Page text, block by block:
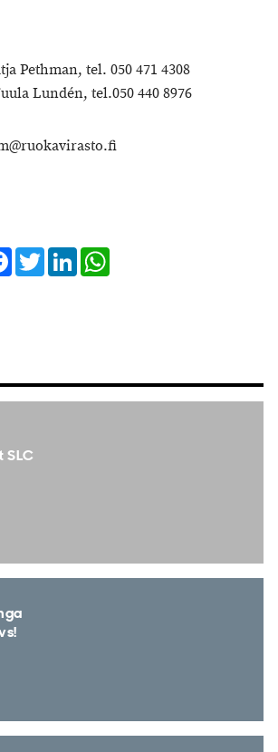
Pethman, tel. 050 471 4308
Lundén, tel.050 440 8976
Facebook
TwitterLinkedIn
SLC